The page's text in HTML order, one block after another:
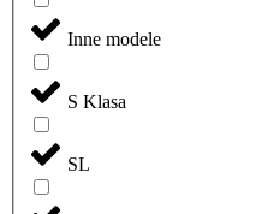
Inne modele
S Klasa
SL